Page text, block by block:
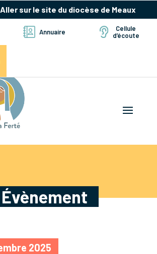
Aller sur le site du diocèse de Meaux
Annuaire
Cellule
d’écoute
Évènement
2025